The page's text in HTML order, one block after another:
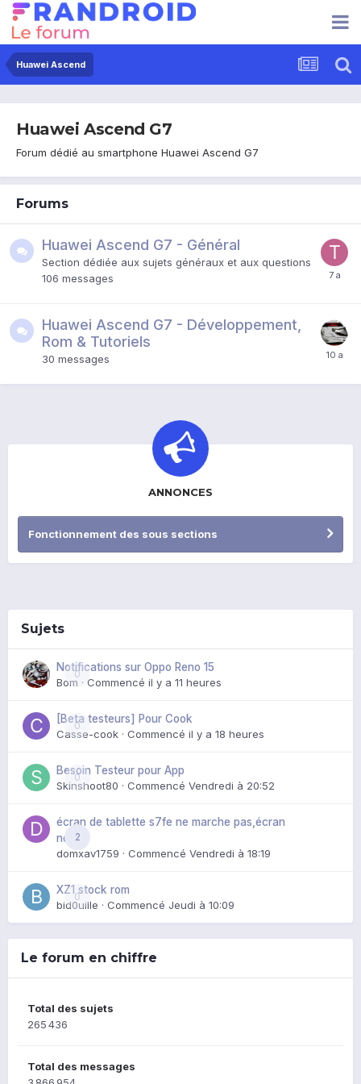
Huawei Ascend
Huawei Ascend G7
Forum dédié au smartphone Huawei Ascend G7
Forums
Huawei Ascend G7 - Général
Section dédiée aux sujets généraux et aux questions
106 messages
Huawei Ascend G7 - Développement,
Rom & Tutoriels
30 messages
ANNONCES
Fonctionnement des sous sections
Sujets
0
Notifications sur Oppo Reno 15
Bom · Commencé il y a 11 heures
0
[Beta testeurs] Pour Cook
Casse-cook · Commencé il y a 18 heures
0
Besoin Testeur pour App
Skinshoot80 · Commencé Vendredi à 20:52
2
écran de tablette s7fe ne marche pas,écran
noir
domxav1759 · Commencé Vendredi à 18:19
0
XZ1 stock rom
bid0uille · Commencé Jeudi à 10:09
Le forum en chiffre
Total des sujets
265 436
Total des messages